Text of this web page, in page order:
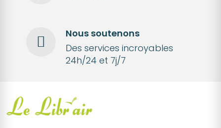
Nous soutenons
Des services incroyables
24h/24 et 7j/7